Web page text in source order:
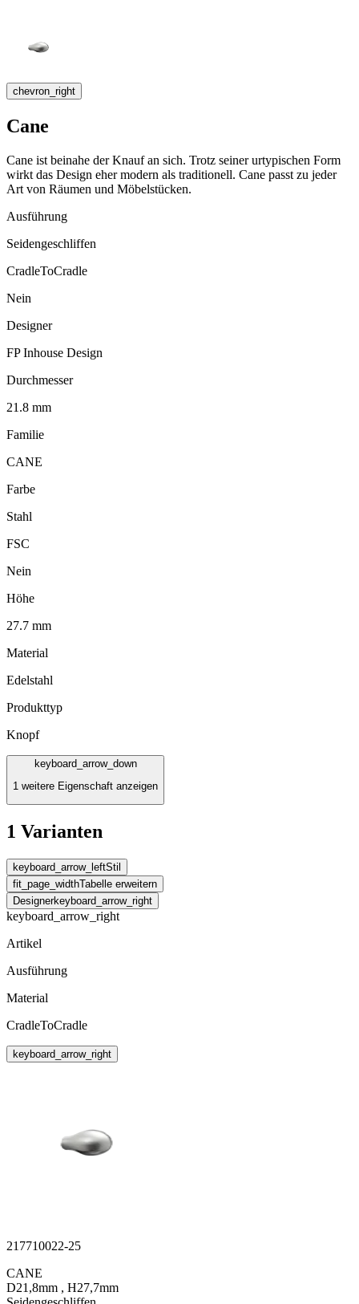
chevron_right
Cane
Cane ist beinahe der Knauf an sich. Trotz seiner urtypischen Form
wirkt das Design eher modern als traditionell. Cane passt zu jeder
Art von Räumen und Möbelstücken.
Ausführung
Seidengeschliffen
CradleToCradle
Nein
Designer
FP Inhouse Design
Durchmesser
21.8 mm
Familie
CANE
Farbe
Stahl
FSC
Nein
Höhe
27.7 mm
Material
Edelstahl
Produkttyp
Knopf
keyboard_arrow_down
1 weitere Eigenschaft anzeigen
1 Varianten
keyboard_arrow_leftStil
fit_page_widthTabelle erweitern
Designerkeyboard_arrow_right
keyboard_arrow_right
Artikel
Ausführung
Material
CradleToCradle
keyboard_arrow_right
217710022-25
CANE
D21,8mm , H27,7mm